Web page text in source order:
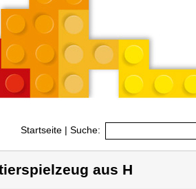
Startseite | Suche:
aus H